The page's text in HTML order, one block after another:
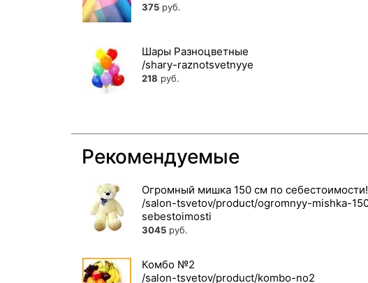
375 руб.
Шары Разноцветные
218 руб.
Рекомендуемые
Огромный мишка 150 см по себестоимости!
3045 руб.
Комбо №2